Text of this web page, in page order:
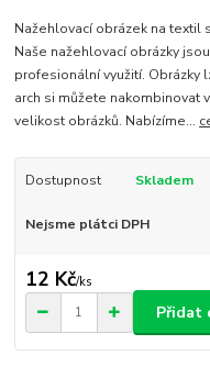
Nažehlovací obrázek na textil
Naše nažehlovací obrázky
profesionální využití. Obrázky
arch si můžete nakombinovat
velikost obrázků. Nabízíme...
Dostupnost Skladem
Nejsme plátci DPH
12 Kč/ks
Přidat